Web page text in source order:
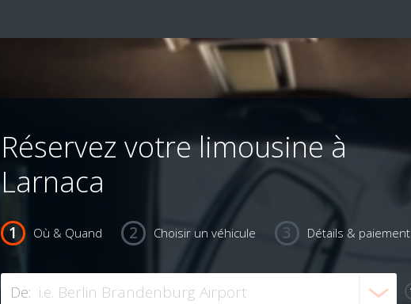
Réservez votre limousine à
Larnaca
Où & Quand Choisir un véhicule Détails & paiement
De: